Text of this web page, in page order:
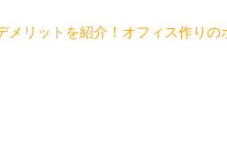
メリットを紹介！オフィス作りの